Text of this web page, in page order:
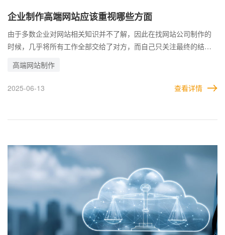
企业制作高端网站应该重视哪些方面
由于多数企业对网站相关知识并不了解，因此在找网站公司制作的
时候，几乎将所有工作全部交给了对方，而自己只关注最终的结果
般都是客户要求什么，自己就做什么。这就导致如果客户本身不懂
的内容，建站公司也无法为企业做决断。而在制作高端网站的过程
企业的忽视，反而可能造成网站的质量下降。因此，企业在开始进
高端网站制作
2025-06-13 查看详情